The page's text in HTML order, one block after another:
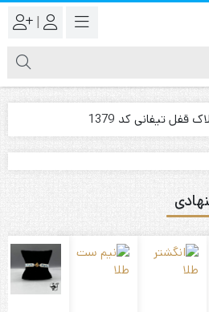
|
قفل تیفانی کد 1379